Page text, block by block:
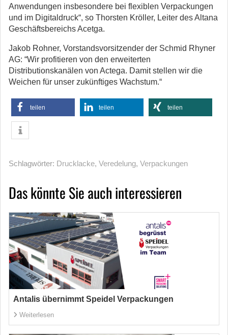
Anwendungen insbesondere bei flexiblen Verpackungen
und im Digitaldruck“, so Thorsten Kröller, Leiter des Altana
Geschäftsbereichs Acetga.
Jakob Rohner, Vorstandsvorsitzender der Schmid Rhyner
AG: “Wir profitieren von den erweiterten
Distributionskanälen von Actega. Damit stellen wir die
Weichen für unser zukünftiges Wachstum.“
teilen teilen teilen
Schlagwörter: Drucklacke, Veredelung, Verpackungen
Das könnte Sie auch interessieren
Antalis übernimmt Speidel Verpackungen
Weiterlesen